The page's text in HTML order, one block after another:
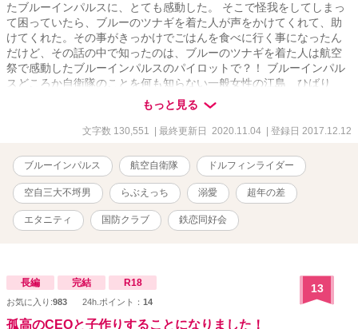
たブルーインパルスに、とても感動した。 そこで怪我をしてしまっ
て困っていたら、ブルーのツナギを着た人が声をかけてくれて、助
けてくれた。その事がきっかけでごはんを食べに行く事になったん
だけど、その話の中で知ったのは、ブルーのツナギを着た人は航空
祭で感動したブルーインパルスのパイロットで？！ ブルーインパル
スどころか自衛隊のことを何も知らない一般女性の江島 ひばり
と、ブルーインパルスの四番機パイロットである藤田 章吾の物
語。 ★短編であげた『私の彼は○○です』内の『私の彼は、空飛ぶイ
ルカに乗っている』の連載版です。一部設定を変えましたが、内容
はヒーロー視点です。 ★サブタイトルの前に『☆』が付いている話
は最初がヒロイン、途中でヒーロー視点となります。 ★このお話は
コラボ作品です。 小説家になろうで連載している鏡野ゆうさんの
『今日も青空、イルカ日和』
https://www.alphapolis.co.jp/novel/210140744/530154319 と、ムー
ンライトノベルズで連載しているユーリさんの 『アグレッサー部隊
の物語はフィクションです。実在の団体及び登場人物とは一切関係
ありません。
もっと見る
文字数 130,551 | 最終更新日 2020.11.04 | 登録日 2017.12.12
ブルーインパルス 航空自衛隊 ドルフィンライダー
空自三大不埒男 らぶえっち 溺愛 超年の差
エタニティ 国防クラブ 鉄恋同好会
長編 完結 R18
お気に入り:983 24h.ポイント： 14
13
孤高のCEOと子作りすることになりました！